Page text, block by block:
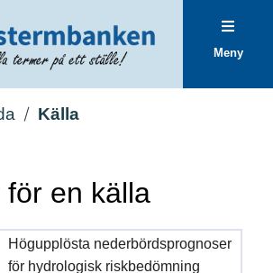
Meny
Källa
för en källa
Högupplösta nederbördsprognoser
för hydrologisk riskbedömning